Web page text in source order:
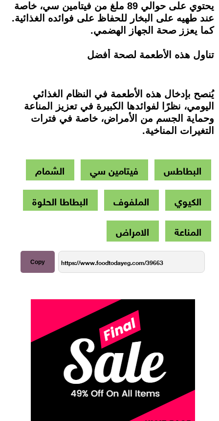
يحتوي على حوالي 89 ملغ من فيتامين سي، خاصة
عند طهيه على البخار للحفاظ على فوائده الغذائية.
كما يعزز صحة الجهاز الهضمي.
تناول هذه الأطعمة لصحة أفضل
يُنصح بإدخال هذه الأطعمة في النظام الغذائي
اليومي، نظرًا لفوائدها الكبيرة في تعزيز المناعة
وحماية الجسم من الأمراض، خاصة في فترات
التغيرات المناخية.
البطاطس فيتامين سي
الشمام
الكيوي
الملفوف
البطاطا الحلوة
المناعة
الامراض
Copy